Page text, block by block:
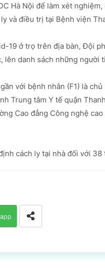
Hà Nội để làm xét
và điều trị tại Bệnh viện
19 ở trọ trên địa bàn, Đội
lên danh sách những người
với bệnh nhân (F1) là
Trung tâm Y tế quận
Cao đẳng Công nghệ
cách ly tại nhà đối với